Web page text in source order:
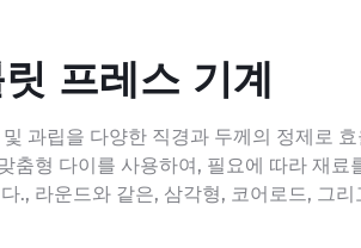
프레스 기계
과립을 다양한 직경과 두께의 정제로
춤형 다이를 사용하여, 필요에 따라 재료
., 라운드와 같은, 삼각형, 코어로드, 그리